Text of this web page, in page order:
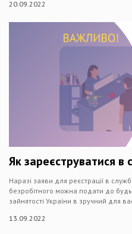
20.09.2022
Як зареєструватися в
Наразі заяви для реєстрації в
безробітного можна подати до
зайнятості України в зручний для
13.09.2022